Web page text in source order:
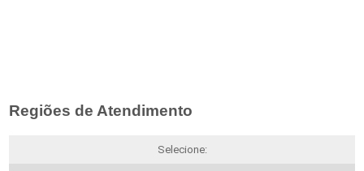
Regiões de Atendimento
Selecione: